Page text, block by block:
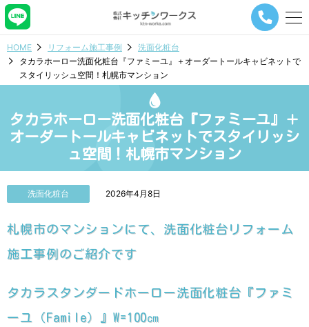
メ
ー
ビ
シ
ョ
タ
HOME リフォーム施工事例
洗面化粧台
タカラホーロー洗面化粧台『ファミーユ』＋オーダートールキャビネットで
スタイリッシュ空間！札幌市マンション
タカラホーロー洗面化粧台『ファミーユ』＋
オーダートールキャビネットでスタイリッシ
ュ空間！札幌市マンション
洗面化粧台 2026年4月8日
札幌市のマンションにて、洗面化粧台リフォーム
施工事例のご紹介です
タカラスタンダードホーロー洗面化粧台『ファミ
ーユ（Famile）』W=100㎝